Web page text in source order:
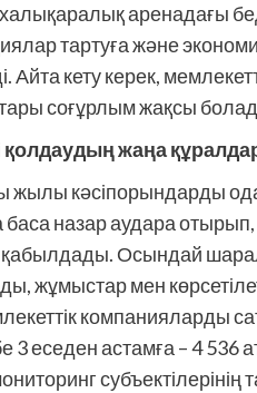
халықаралық аренадағы
тартуға және
Айта кету керек,
соғұрлым жақсы
қолдаудың жаңа
жылы кәсіпорындарды
назар аудара отырып,
Осындай
жұмыстар мен
компанияларды
3 еседен астамға – 4 536